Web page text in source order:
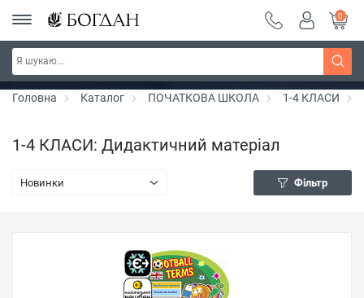
РОЗПРОДАЖ ~ 150 грн ~ 200 грн ~ 250 грн ~
300 грн ~ РОЗПРОДАЖ
Дізнатись більше
0
Головна Каталог ПОЧАТКОВА ШКОЛА 1-4 КЛАСИ
1-4 КЛАСИ: Дидактичний матеріал
Новинки Фільтр